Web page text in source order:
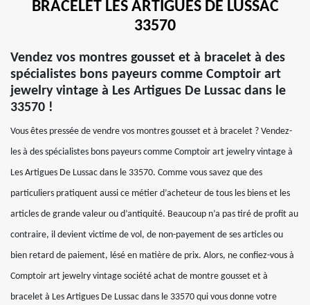
BRACELET LES ARTIGUES DE LUSSAC
33570
Vendez vos montres gousset et à bracelet à des
spécialistes bons payeurs comme Comptoir art
jewelry vintage à Les Artigues De Lussac dans le
33570 !
Vous êtes pressée de vendre vos montres gousset et à bracelet ? Vendez-
les à des spécialistes bons payeurs comme Comptoir art jewelry vintage à
Les Artigues De Lussac dans le 33570. Comme vous savez que des
particuliers pratiquent aussi ce métier d’acheteur de tous les biens et les
articles de grande valeur ou d’antiquité. Beaucoup n’a pas tiré de profit au
contraire, il devient victime de vol, de non-payement de ses articles ou
bien retard de paiement, lésé en matière de prix. Alors, ne confiez-vous à
Comptoir art jewelry vintage société achat de montre gousset et à
bracelet à Les Artigues De Lussac dans le 33570 qui vous donne votre